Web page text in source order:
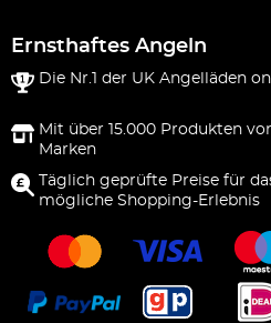
Ernsthaftes Angeln
Die Nr.1 der UK Angelläden
Mit über 15.000 Produkten
Marken
Täglich geprüfte Preise für
mögliche Shopping-Erlebnis